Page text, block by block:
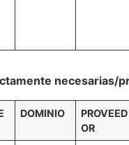
necesarias/
DOMINIO
PROVEED
OR